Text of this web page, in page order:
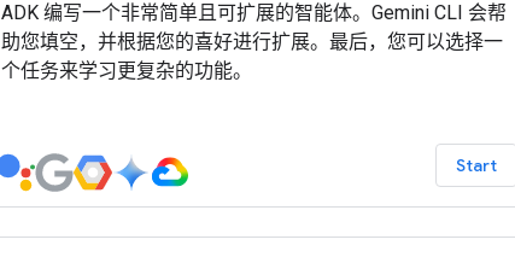
ADK 编写一个非常简单且可扩展的智能体。Gemini CLI 会帮
助您填空，并根据您的喜好进行扩展。最后，您可以选择一
个任务来学习更复杂的功能。
Start